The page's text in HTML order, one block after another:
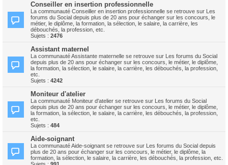
Conseiller en insertion professionnelle
La communauté Conseiller en insertion professionnelle se retrouve sur Les
forums du Social depuis plus de 20 ans pour échanger sur les concours, le
métier, le diplôme, la formation, la sélection, le salaire, la carrière, les
débouchés, la profession, etc.
Sujets : 2476
Assistant maternel
La communauté Assistante maternelle se retrouve sur Les forums du Social
depuis plus de 20 ans pour échanger sur les concours, le métier, le diplôme,
la formation, la sélection, le salaire, la carrière, les débouchés, la profession,
etc.
Sujets : 4242
Moniteur d'atelier
La communauté Moniteur d'atelier se retrouve sur Les forums du Social
depuis plus de 20 ans pour échanger sur les concours, le métier, le diplôme,
la formation, la sélection, le salaire, la carrière, les débouchés, la profession,
etc.
Sujets : 484
Aide-soignant
La communauté Aide-soignant se retrouve sur Les forums du Social depuis
plus de 20 ans pour échanger sur les concours, le métier, le diplôme, la
formation, la sélection, le salaire, la carrière, les débouchés, la profession, etc.